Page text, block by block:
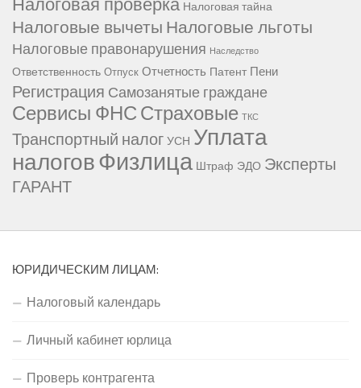
Налоговая тайна
Налоговые вычетыНалоговые льготы
Налоговые правонарушения Наследство
Ответственность Отпуск Отчетность Патент Пени
Регистрация Самозанятые граждане
Сервисы ФНССтраховые ТКС
Транспортный налогУСН Уплата
налоговФизлица Штраф ЭДО Эксперты
ГАРАНТ
ЮРИДИЧЕСКИМ ЛИЦАМ:
Налоговый календарь
Личный кабинет юрлица
Проверь контрагента